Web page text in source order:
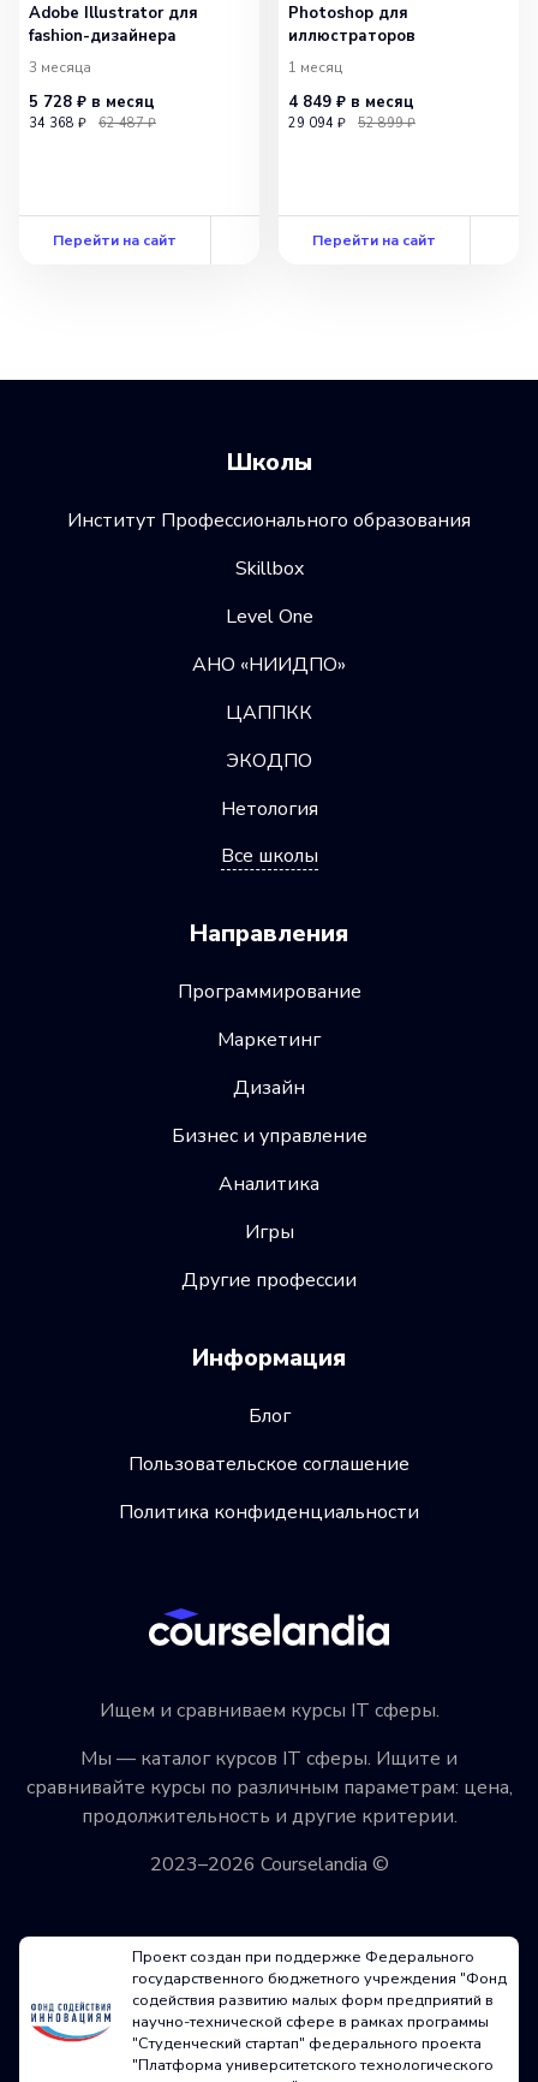
Adobe Illustrator для
fashion-дизайнера
3 месяца
5 728 ₽ в месяц
34 368 ₽ 62 487 ₽
Перейти на сайт
Photoshop для
иллюстраторов
1 месяц
4 849 ₽ в месяц
29 094 ₽ 52 899 ₽
Перейти на сайт
Ищем и сравниваем курсы IT сферы.
Мы — каталог курсов IT сферы. Ищите и
сравнивайте курсы по различным параметрам: цена,
продолжительность и другие критерии.
2023–2026 Courselandia ©
Школы
Институт Профессионального образования
Skillbox
Level One
АНО «НИИДПО»
ЦАППКК
ЭКОДПО
Нетология
Все школы
Направления
Программирование
Маркетинг
Дизайн
Бизнес и управление
Аналитика
Игры
Другие профессии
Информация
Блог
Пользовательское соглашение
Политика конфиденциальности
Проект создан при поддержке Федерального
государственного бюджетного учреждения "Фонд
содействия развитию малых форм предприятий в
научно-технической сфере в рамках программы
"Студенческий стартап" федерального проекта
"Платформа университетского технологического